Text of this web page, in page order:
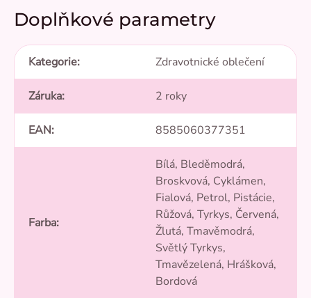
Doplňkové parametry
Kategorie: Zdravotnické oblečení
Záruka: 2 roky
EAN: 8585060377351
Farba:
Bílá, Bleděmodrá,
Broskvová, Cyklámen,
Fialová, Petrol, Pistácie,
Růžová, Tyrkys, Červená,
Žlutá, Tmavěmodrá,
Světlý Tyrkys,
Tmavězelená, Hrášková,
Bordová